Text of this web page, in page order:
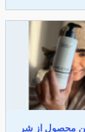
محصول از شر